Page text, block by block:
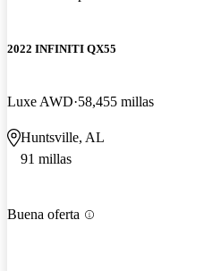
2022 INFINITI QX55
Luxe AWD 58,455 millas
Huntsville, AL
91 millas
Buena oferta